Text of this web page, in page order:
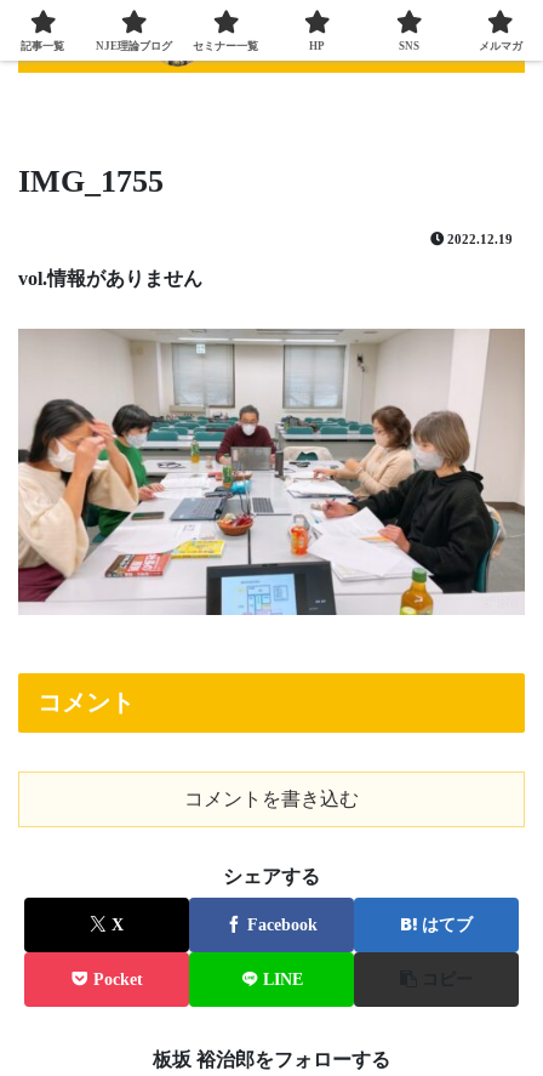
IMG_1755
2022.12.19
vol.情報がありません
コメント
コメントを書き込む
シェアする
X Facebook はてブ
Pocket LINE
板坂 裕治郎をフォローする
記事一覧 NJE理論ブログ セミナー一覧 HP SNS メルマガ